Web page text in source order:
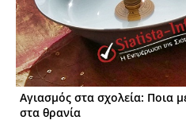
Αγιασμός στα σχολεία: Ποια
στα θρανία